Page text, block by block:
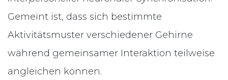
Gemeint ist, dass sich bestimmte
Aktivitätsmuster verschiedener Gehirne
während gemeinsamer Interaktion teilweise
angleichen können.